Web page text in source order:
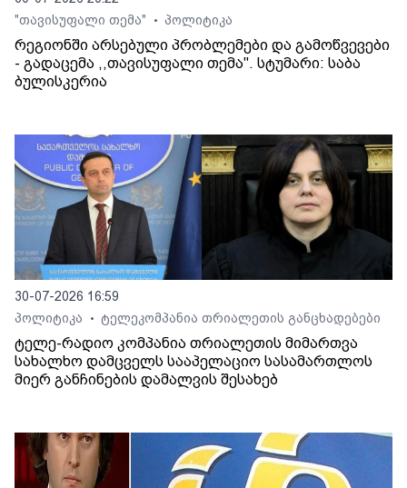
"თავისუფალი თემა"
• პოლიტიკა
რეგიონში არსებული პრობლემები და გამოწვევები
- გადაცემა ,,თავისუფალი თემა". სტუმარი: საბა
ბულისკერია
30-07-2026 16:59
პოლიტიკა
• ტელეკომპანია თრიალეთის განცხადებები
ტელე-რადიო კომპანია თრიალეთის მიმართვა
სახალხო დამცველს სააპელაციო სასამართლოს
მიერ განჩინების დამალვის შესახებ